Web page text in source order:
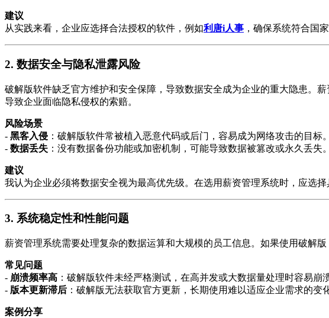
建议
从实践来看，企业应选择合法授权的软件，例如利唐i人事 ，确保系统符合国
2. 数据安全与隐私泄露风险
破解版软件缺乏官方维护和安全保障，导致数据安全成为企业的重大隐患。
导致企业面临隐私侵权的索赔。
风险场景
- 黑客入侵 ：破解版软件常被植入恶意代码或后门，容易成为网络攻击的目标。
- 数据丢失 ：没有数据备份功能或加密机制，可能导致数据被篡改或永久丢失。
建议
我认为企业必须将数据安全视为最高优先级。在选用薪资管理系统时，应选
3. 系统稳定性和性能问题
薪资管理系统需要处理复杂的数据运算和大规模的员工信息。如果使用破解
常见问题
- 崩溃频率高 ：破解版软件未经严格测试，在高并发或大数据量处理时容易崩溃
- 版本更新滞后 ：破解版无法获取官方更新，长期使用难以适应企业需求的变化
案例分享